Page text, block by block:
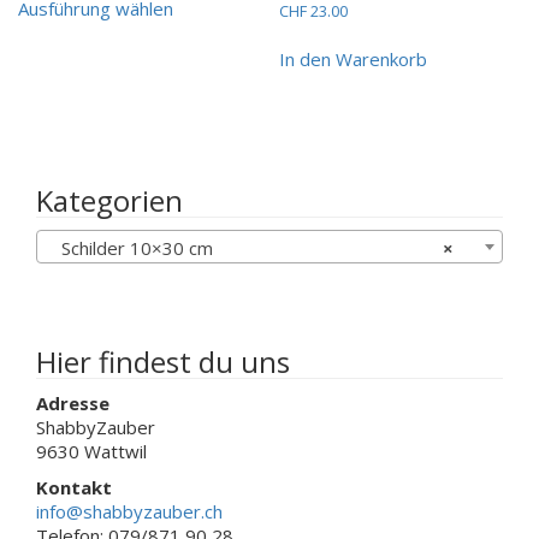
CHF 10.00
Ausführung wählen
auf
der
Produktseite
CHF23.00
In den Warenkorb
Kategorien
×
Schilder 10×30 cm
Hier findest du uns
Adresse
ShabbyZauber
9630 Wattwil
Kontakt
info@shabbyzauber.ch